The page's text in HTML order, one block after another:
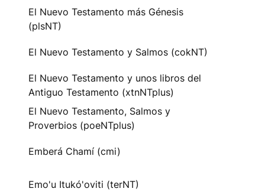
El Nuevo Testamento más Génesis
(plsNT)
El Nuevo Testamento y Salmos (cokNT)
El Nuevo Testamento y unos libros del
Antiguo Testamento (xtnNTplus)
El Nuevo Testamento, Salmos y
Proverbios (poeNTplus)
Emberá Chamí (cmi)
Emo'u Itukó'oviti (terNT)